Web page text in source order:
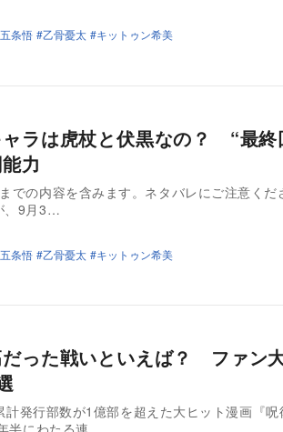
五条悟 乙骨憂太 キットゥン希美
ャラは虎杖と伏黒なの？ “最
力
での内容を含みます。ネタバレにご注意く
、9月3…
五条悟 乙骨憂太 キットゥン希美
だった戦いといえば？ ファン
発行部数が1億部を超えた大ヒット漫画『